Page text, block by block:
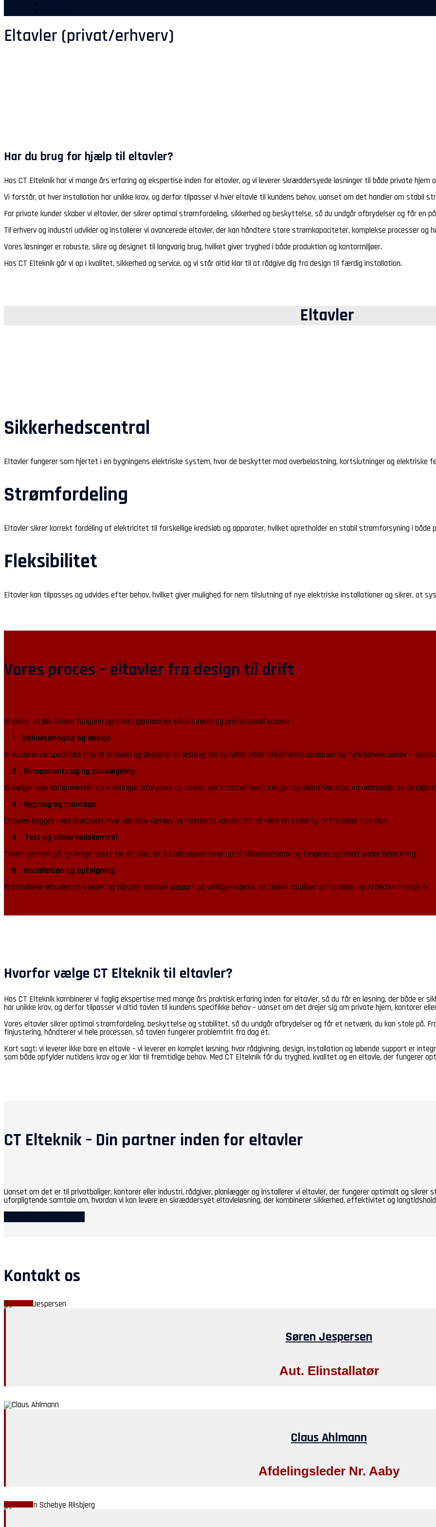
Eltavler (privat/erhverv)
Har du brug for hjælp til eltavler?
Hos CT Elteknik har vi mange års erfaring og ekspertise inden for eltavler, og vi leverer skræddersyede løsninger til både private hjem
Vi forstår, at hver installation har unikke krav, og derfor tilpasser vi hver eltavle til kundens behov, uanset om det handler om stabil
For private kunder skaber vi eltavler, der sikrer optimal strømfordeling, sikkerhed og beskyttelse, så du undgår afbrydelser og får en
Til erhverv og industri udvikler og installerer vi avancerede eltavler, der kan håndtere store strømkapaciteter, komplekse processer og
Vores løsninger er robuste, sikre og designet til langvarig brug, hvilket giver tryghed i både produktion og kontormiljøer.
Hos CT Elteknik går vi op i kvalitet, sikkerhed og service, og vi står altid klar til at rådgive dig fra design til færdig installation.
Eltavler
Sikkerhedscentral
Eltavler fungerer som hjertet i en bygningens elektriske system, hvor de beskytter mod overbelastning, kortslutninger og elektriske
Strømfordeling
Eltavler sikrer korrekt fordeling af elektricitet til forskellige kredsløb og apparater, hvilket opretholder en stabil strømforsyning i både
Fleksibilitet
Eltavler kan tilpasses og udvides efter behov, hvilket giver mulighed for nem tilslutning af nye elektriske installationer og sikrer, at
Vores proces – eltavler fra design til drift
Vi sikrer, at din eltavle fungerer optimalt gennem en struktureret og professionel proces:
1 Behovsanalyse og design
Vi vurderer de specifikke krav til eltavlen og designer en løsning, der opfylder både sikkerhedsstandarder og funktionelle behov –
2 Komponentvalg og planlægning
Vi vælger nøje komponenter som sikringer, afbrydere og relæer, der matcher belastningen og elektriske krav, og udarbejder en
3 Bygning og montage
Eltavlen bygges med præcision, hvor alle dele samles og monteres korrekt for at sikre en stabil og driftssikker funktion.
4 Test og sikkerhedskontrol
Tavlen gennemgår grundige tests for at sikre, at installationen lever op til sikkerhedskrav og fungerer optimalt under belastning.
5 Installation og opfølgning
Vi installerer eltavlen på stedet og tilbyder løbende support og vedligeholdelse, så tavlen forbliver driftssikker og effektiv i mange år.
Hvorfor vælge CT Elteknik til eltavler?
Hos CT Elteknik kombinerer vi faglig ekspertise med mange års praktisk erfaring inden for eltavler, så du får en løsning, der både
har unikke krav, og derfor tilpasser vi altid tavlen til kundens specifikke behov – uanset om det drejer sig om private hjem, kontorer
Vores eltavler sikrer optimal strømfordeling, beskyttelse og stabilitet, så du undgår afbrydelser og får et netværk, du kan stole på.
finjustering, håndterer vi hele processen, så tavlen fungerer problemfrit fra dag ét.
Kort sagt: vi leverer ikke bare en eltavle – vi leverer en komplet løsning, hvor rådgivning, design, installation og løbende support er
som både opfylder nutidens krav og er klar til fremtidige behov. Med CT Elteknik får du tryghed, kvalitet og en eltavle, der fungerer
CT Elteknik – Din partner inden for eltavler
Uanset om det er til privatboliger, kontorer eller industri, rådgiver, planlægger og installerer vi eltavler, der fungerer optimalt og
uforpligtende samtale om, hvordan vi kan levere en skræddersyet eltavleløsning, der kombinerer sikkerhed, effektivitet og
Kontakt os
Søren Jespersen
Aut. Elinstallatør
Claus Ahlmann
Afdelingsleder Nr. Aaby